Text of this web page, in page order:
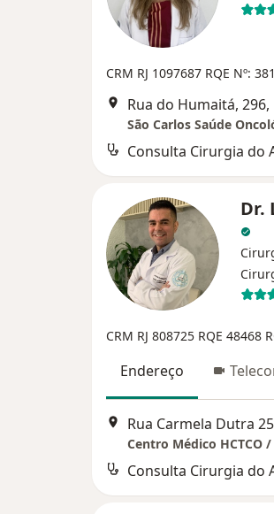
CRM RJ 1097687 RQE Nº:
São Carlos Saúde
Consulta Cirurgia do
Dr.
CRM RJ 808725 RQE 48468
Endereço
Centro Médico HCTCO
Consulta Cirurgia do